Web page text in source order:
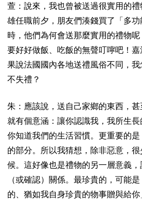
萱：說來，我也曾被送過很實用的
雄任職前夕，朋友們湊錢買了「多
時，他們為何會送那麼實用的禮物
要好好做飯、吃飯的無聲叮嚀吧！
果說法國國內各地送禮風俗不同，
不失禮？
朱：應該說，送自己家鄉的東西，
就有個意涵：讓你認識我，我所生
你知道我們的生活習慣。更重要的
的部分。所以我猜想，除非惡意，
候。這好像也是禮物的另一層意義
（或確認）關係。最珍貴的，可能
的、猶如我自身珍貴的物事贈與給你